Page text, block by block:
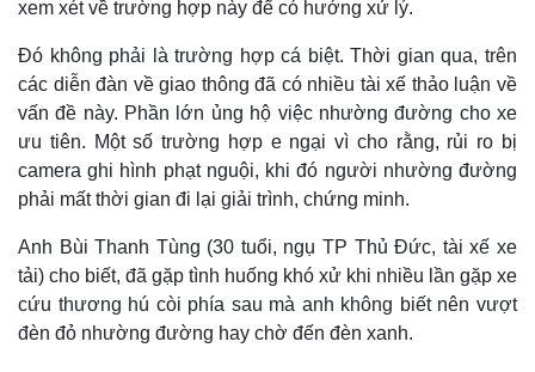
xem xét về trường hợp này để có hướng xử lý.
Đó không phải là trường hợp cá biệt. Thời gian qua, trên
các diễn đàn về giao thông đã có nhiều tài xế thảo luận về
vấn đề này. Phần lớn ủng hộ việc nhường đường cho xe
ưu tiên. Một số trường hợp e ngại vì cho rằng, rủi ro bị
camera ghi hình phạt nguội, khi đó người nhường đường
phải mất thời gian đi lại giải trình, chứng minh.
Anh Bùi Thanh Tùng (30 tuổi, ngụ TP Thủ Đức, tài xế xe
tải) cho biết, đã gặp tình huống khó xử khi nhiều lần gặp xe
cứu thương hú còi phía sau mà anh không biết nên vượt
đèn đỏ nhường đường hay chờ đến đèn xanh.